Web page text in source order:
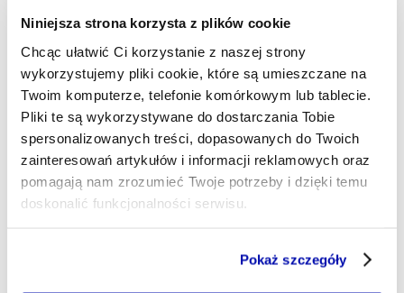
Niniejsza strona korzysta z plików cookie
Chcąc ułatwić Ci korzystanie z naszej strony
wykorzystujemy pliki cookie, które są umieszczane na
Twoim komputerze, telefonie komórkowym lub tablecie.
Pliki te są wykorzystywane do dostarczania Tobie
spersonalizowanych treści, dopasowanych do Twoich
zainteresowań artykułów i informacji reklamowych oraz
pomagają nam zrozumieć Twoje potrzeby i dzięki temu
doskonalić funkcjonalności serwisu.
Jeżeli nie wyrażasz zgody na zapisywanie plików cookie,
Pokaż szczegóły
PIOTR SOBOLEWSKI
- AUTOR ARTYKUŁU - PROFIL
21.04.2026, 03:50